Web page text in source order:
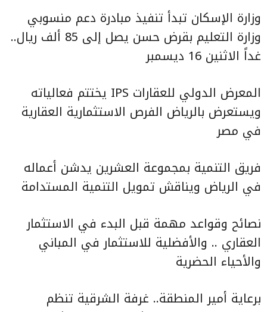
وزارة الإسكان تبدأ تنفيذ مبادرة دعم منسوبي
وزارة التعليم بقرض حسن يصل إلى 85 ألف ريال..
غداً الاثنين 16 ديسمبر
المعرض الدولي للعقارات IPS يختتم فعالياته
ويستعرض بالرياض الفرص الاستثمارية العقارية
في مصر
فريق التنمية بمجموعة العشرين يدشن أعماله
في الرياض ويناقش تمويل التنمية المستدامة
نصائح وقواعد مهمة قبل البدء في الاستثمار
العقاري .. والأفضلية للاستثمار في المباني
والأحياء الحضرية
برعاية أمير المنطقة.. غرفة الشرقية تنظم